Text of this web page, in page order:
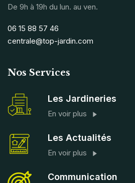
De 9h à 19h du lun. au ven.
06 15 88 57 46
centrale@top-jardin.com
Nos Services
Les Jardineries
En voir plus
Les Actualités
En voir plus
Communication